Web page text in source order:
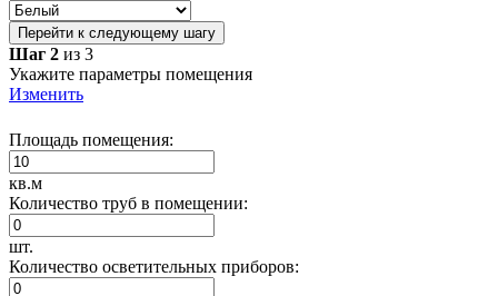
Перейти к следующему шагу
Шаг 2 из 3
Укажите параметры помещения
Изменить
Площадь помещения:
кв.м
Количество труб в помещении:
шт.
Количество осветительных приборов: